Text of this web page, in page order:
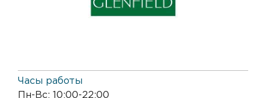
Часы работы
Пн-Вс: 10:00-22:00